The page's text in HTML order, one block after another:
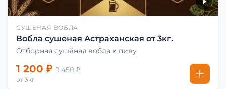
СУШЁНАЯ ВОБЛА
Вобла сушеная Астраханская от 3кг.
Отборная сушёная вобла к пиву
1 200 ₽ 1 450 ₽
от 3кг